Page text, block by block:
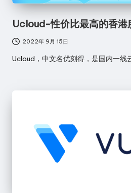
Ucloud-性价比最高的香港
2022年 9月 15日
Ucloud，中文名优刻得，是国内一线